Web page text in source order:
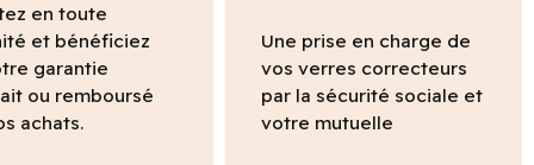
en toute
et bénéficiez
garantie
ou remboursé
achats.
Une prise en charge de
vos verres correcteurs
par la sécurité sociale et
votre mutuelle